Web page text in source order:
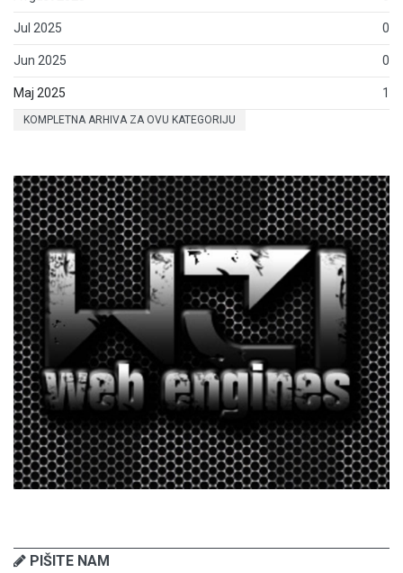
Jul 2025 0
Jun 2025 0
Maj 2025 1
KOMPLETNA ARHIVA ZA OVU KATEGORIJU
PIŠITE NAM